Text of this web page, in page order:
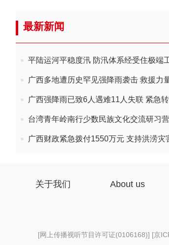
最新新闻
平陆运河平稳度汛 防汛体系经受住极端
广西多地遭历史罕见强降雨袭击 救援力
广西强降雨已致6人遇难11人失联 紧急
台湾青年岭南行少数民族文化交流研习
广西财政紧急拨付1550万元 支持洪涝灾
关于我们 About us
[网上传播视听节目许可证(0106168)] [京